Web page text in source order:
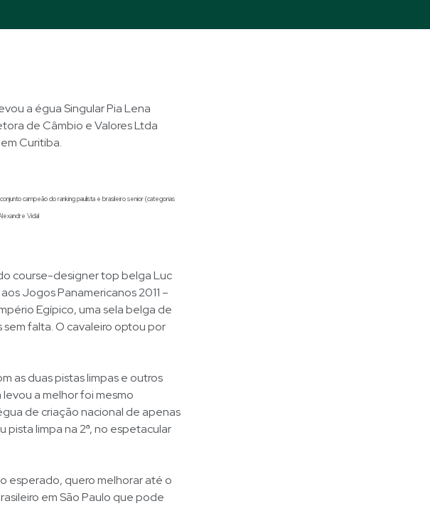
a égua Singular Pia Lena
de Câmbio e Valores Ltda
Curitiba.
campeão do ranking paulista e brasileiro senior (categorias
Vidal
course-designer top belga Luc
Jogos Panamericanos 2011 –
Egípico, uma sela belga de
sem falta. O cavaleiro optou por
as duas pistas limpas e outros
a melhor foi mesmo
de criação nacional de apenas
pista limpa na 2ª, no espetacular
esperado, quero melhorar até o
em São Paulo que pode